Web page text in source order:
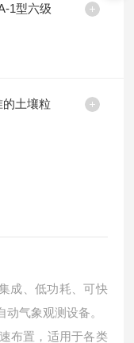
1型六级
的土壤粒
成、低功耗、可快
气象观测设备。
布置，适用于各类